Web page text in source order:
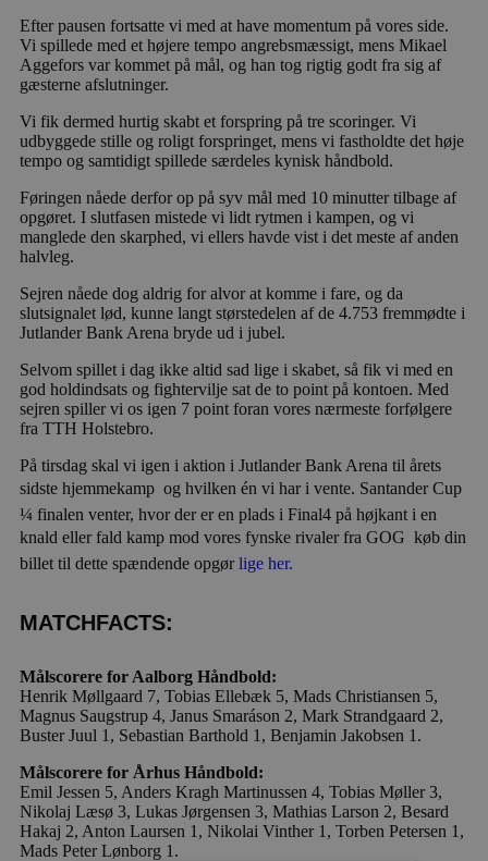
Efter pausen fortsatte vi med at have momentum på vores side.
Vi spillede med et højere tempo angrebsmæssigt, mens Mikael
Aggefors var kommet på mål, og han tog rigtig godt fra sig af
gæsterne afslutninger.
Vi fik dermed hurtig skabt et forspring på tre scoringer. Vi
udbyggede stille og roligt forspringet, mens vi fastholdte det høje
tempo og samtidigt spillede særdeles kynisk håndbold.
Føringen nåede derfor op på syv mål med 10 minutter tilbage af
opgøret. I slutfasen mistede vi lidt rytmen i kampen, og vi
manglede den skarphed, vi ellers havde vist i det meste af anden
halvleg.
Sejren nåede dog aldrig for alvor at komme i fare, og da
slutsignalet lød, kunne langt størstedelen af de 4.753 fremmødte i
Jutlander Bank Arena bryde ud i jubel.
Selvom spillet i dag ikke altid sad lige i skabet, så fik vi med en
god holdindsats og fightervilje sat de to point på kontoen. Med
sejren spiller vi os igen 7 point foran vores nærmeste forfølgere
fra TTH Holstebro.
På tirsdag skal vi igen i aktion i Jutlander Bank Arena til årets
sidste hjemmekamp  og hvilken én vi har i vente. Santander Cup
¼ finalen venter, hvor der er en plads i Final4 på højkant i en
knald eller fald kamp mod vores fynske rivaler fra GOG  køb din
billet til dette spændende opgørlige her.
MATCHFACTS:
Målscorere for Aalborg Håndbold:
Henrik Møllgaard 7, Tobias Ellebæk 5, Mads Christiansen 5,
Magnus Saugstrup 4, Janus Smaráson 2, Mark Strandgaard 2,
Buster Juul 1, Sebastian Barthold 1, Benjamin Jakobsen 1.
Målscorere for Århus Håndbold:
Emil Jessen 5, Anders Kragh Martinussen 4, Tobias Møller 3,
Nikolaj Læsø 3, Lukas Jørgensen 3, Mathias Larson 2, Besard
Hakaj 2, Anton Laursen 1, Nikolai Vinther 1, Torben Petersen 1,
Mads Peter Lønborg 1.